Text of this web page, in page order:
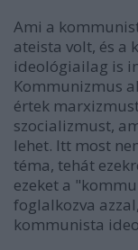
Ami a
ateista volt, és a
ideológiailag is
Kommunizmus
értek
szocializmust,
lehet. Itt most
téma, tehát
ezeket a
foglalkozva
kommunista